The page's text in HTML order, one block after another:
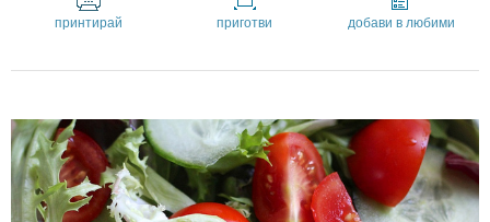
принтирай приготви добави в любими